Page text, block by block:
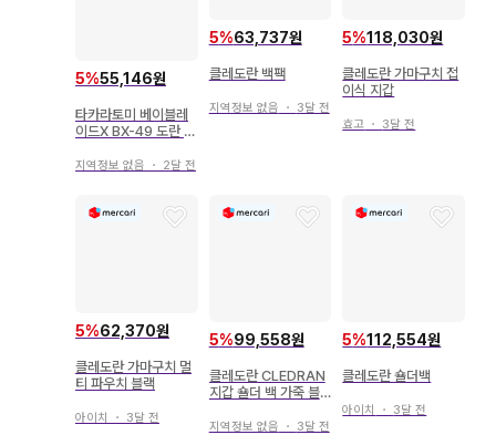
5%55,146원
타카라토미 베이블레
이드X BX-49 도란 스
지역정보 없음 ・ 2달 전
5%63,737원
클레도란 백팩
지역정보 없음 ・ 3달 전
5%118,030원
클레도란 가마구치 접
이식 지갑
효고 ・ 3달 전
5%62,370원
클레도란 가마구치 멀
티 파우치 블랙
아이치 ・ 3달 전
5%99,558원
클레도란 CLEDRAN
지갑 숄더 백 가죽 블
지역정보 없음 ・ 3달 전
5%112,554원
클레도란 숄더백
아이치 ・ 3달 전